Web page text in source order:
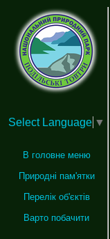
Select Language ▼
В головне меню
Природні пам'ятки
Перелік об'єктів
Варто побачити